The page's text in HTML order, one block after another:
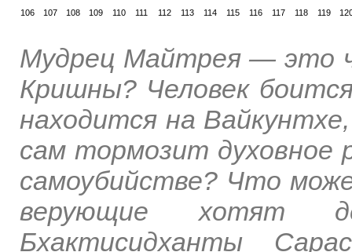
106 107 108 109 110 111 112 113 114 115 116 117 118 119
Мудрец Майтрея — это
Кришны? Человек
находится на
сам тормозит духовное
самоубийстве? Что
верующие хотят
Бхактисидханты